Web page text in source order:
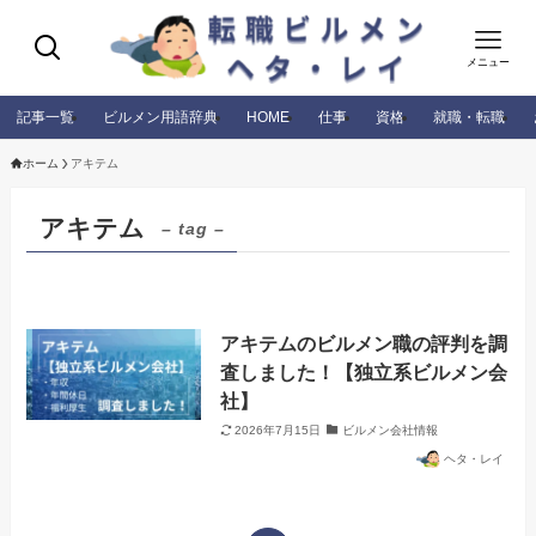
メニュー
記事一覧 ビルメン用語辞典 HOME 仕事 資格 就職・転職
ホーム アキテム
アキテム – tag –
アキテムのビルメン職の評判を調
査しました！【独立系ビルメン会
社】
2026年7月15日 ビルメン会社情報
ヘタ・レイ